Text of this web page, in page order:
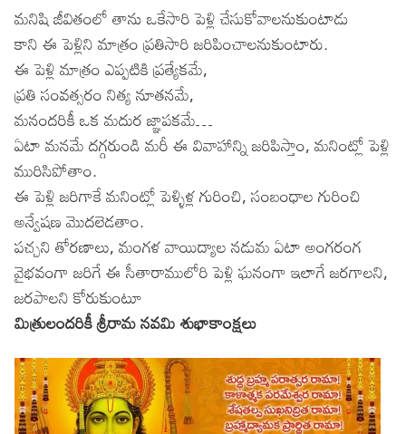
మనిషి జీవితంలో తాను ఒకేసారి పెళ్లి చేసుకోవాలనుకుంటాడు
కాని ఈ పెళ్లిని మాత్రం ప్రతిసారి జరిపించాలనుకుంటారు.
ఈ పెళ్లి మాత్రం ఎప్పటికి ప్రత్యేకమే,
ప్రతి సంవత్సరం నిత్య నూతనమే,
మనందరికీ ఒక మదుర జ్ఞాపకమే…
ఏటా మనమే దగ్గరుండి మరీ ఈ వివాహాన్ని జరిపిస్తాం, మనింట్లో పెళ్లి
మురిసిపోతాం.
ఈ పెళ్లి జరిగాకే మనింట్లో పెళ్ళిళ్ల గురించి, సంబంధాల గురించి
అన్వేషణ మొదలెడతాం.
పచ్చని తోరణాలు, మంగళ వాయిద్యాల నడుమ ఏటా అంగరంగ
వైభవంగా జరిగే ఈ సీతారాములోరి పెళ్లి ఘనంగా ఇలాగే జరగాలని,
జరపాలని కోరుకుంటూ
మిత్రులందరికీ శ్రీరామ నవమి శుభాకాంక్షలు